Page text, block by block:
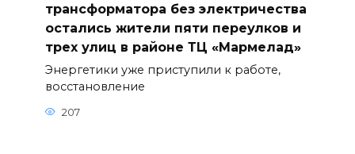
трансформатора без электричества
остались жители пяти переулков и
трех улиц в районе ТЦ «Мармелад»
Энергетики уже приступили к работе,
восстановление
207